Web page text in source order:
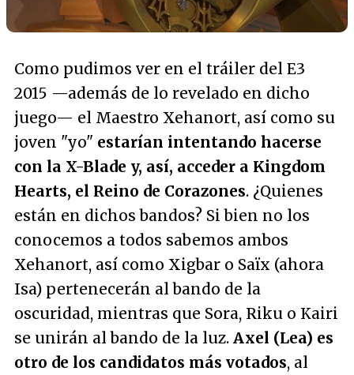
Como pudimos ver en el tráiler del E3
2015 —además de lo revelado en dicho
juego— el Maestro Xehanort, así como su
joven "yo" estarían intentando hacerse
con la X-Blade y, así, acceder a Kingdom
Hearts, el Reino de Corazones. ¿Quienes
están en dichos bandos? Si bien no los
conocemos a todos sabemos ambos
Xehanort, así como Xigbar o Saïx (ahora
Isa) pertenecerán al bando de la
oscuridad, mientras que Sora, Riku o Kairi
se unirán al bando de la luz. Axel (Lea) es
otro de los candidatos más votados, al